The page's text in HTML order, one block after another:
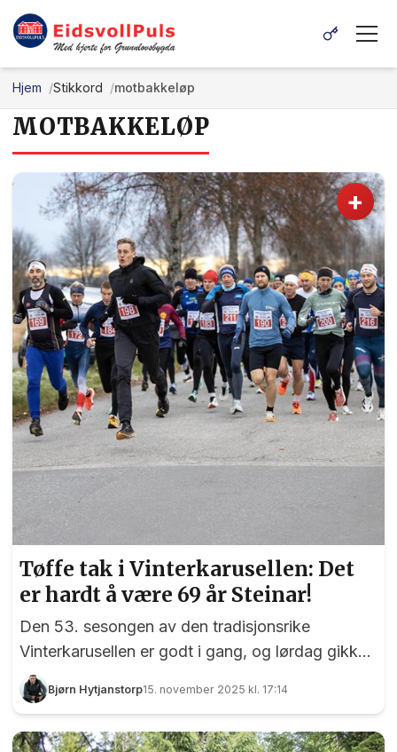
Hjem Stikkord motbakkeløp
MOTBAKKELØP
+
Tøffe tak i Vinterkarusellen: Det
er hardt å være 69 år Steinar!
Den 53. sesongen av den tradisjonsrike
Vinterkarusellen er godt i gang, og lørdag gikk
løp nummer to av stabelen i Sørum. På menyen
sto en kontrollmål 5 kilometer, populært kalt
Bjørn Hytjanstorp15. november 2025 kl. 17:14